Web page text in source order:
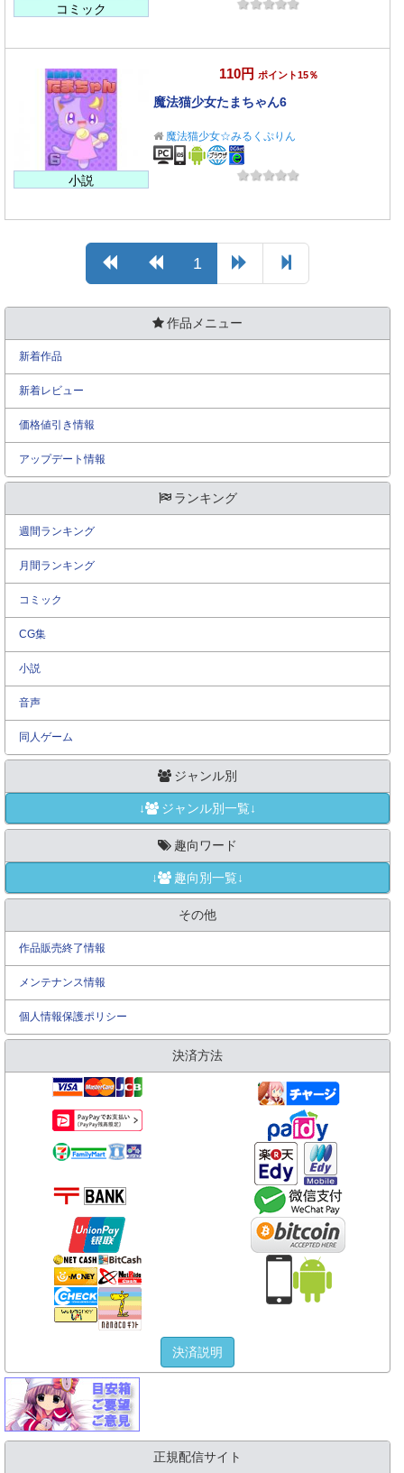
コミック
小説
110円 ポイント15％
魔法猫少女たまちゃん6
魔法猫少女☆みるくぷりん
1
作品メニュー
新着作品
新着レビュー
価格値引き情報
アップデート情報
ランキング
週間ランキング
月間ランキング
コミック
CG集
小説
音声
同人ゲーム
ジャンル別
↓ ジャンル別一覧↓
趣向ワード
↓ 趣向別一覧↓
その他
作品販売終了情報
メンテナンス情報
個人情報保護ポリシー
決済方法
決済説明
正規配信サイト